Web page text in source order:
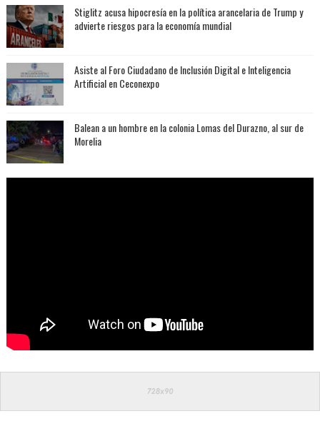
Stiglitz acusa hipocresía en la política arancelaria de Trump y
advierte riesgos para la economía mundial
Asiste al Foro Ciudadano de Inclusión Digital e Inteligencia
Artificial en Ceconexpo
Balean a un hombre en la colonia Lomas del Durazno, al sur de
Morelia